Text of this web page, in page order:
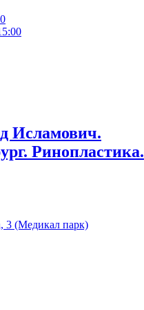
Исламович.
Ринопластика.
3 (Медикал парк)